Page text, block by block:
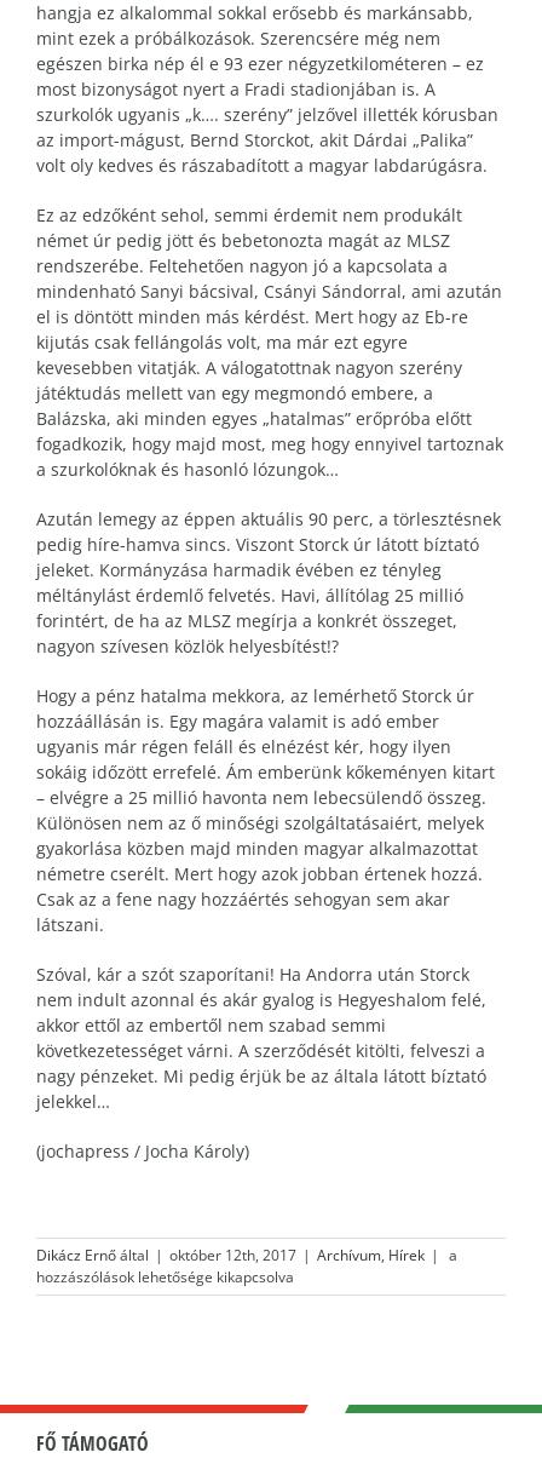
hangja ez alkalommal sokkal erősebb és markánsabb,
mint ezek a próbálkozások. Szerencsére még nem
egészen birka nép él e 93 ezer négyzetkilométeren – ez
most bizonyságot nyert a Fradi stadionjában is. A
szurkolók ugyanis „k…. szerény” jelzővel illették kórusban
az import-mágust, Bernd Storckot, akit Dárdai „Palika”
volt oly kedves és rászabadított a magyar labdarúgásra.
Ez az edzőként sehol, semmi érdemit nem produkált
német úr pedig jött és bebetonozta magát az MLSZ
rendszerébe. Feltehetően nagyon jó a kapcsolata a
mindenható Sanyi bácsival, Csányi Sándorral, ami azután
el is döntött minden más kérdést. Mert hogy az Eb-re
kijutás csak fellángolás volt, ma már ezt egyre
kevesebben vitatják. A válogatottnak nagyon szerény
játéktudás mellett van egy megmondó embere, a
Balázska, aki minden egyes „hatalmas” erőpróba előtt
fogadkozik, hogy majd most, meg hogy ennyivel tartoznak
a szurkolóknak és hasonló lózungok…
Azután lemegy az éppen aktuális 90 perc, a törlesztésnek
pedig híre-hamva sincs. Viszont Storck úr látott bíztató
jeleket. Kormányzása harmadik évében ez tényleg
méltánylást érdemlő felvetés. Havi, állítólag 25 millió
forintért, de ha az MLSZ megírja a konkrét összeget,
nagyon szívesen közlök helyesbítést!?
Hogy a pénz hatalma mekkora, az lemérhető Storck úr
hozzáállásán is. Egy magára valamit is adó ember
ugyanis már régen feláll és elnézést kér, hogy ilyen
sokáig időzött errefelé. Ám emberünk kőkeményen kitart
– elvégre a 25 millió havonta nem lebecsülendő összeg.
Különösen nem az ő minőségi szolgáltatásaiért, melyek
gyakorlása közben majd minden magyar alkalmazottat
németre cserélt. Mert hogy azok jobban értenek hozzá.
Csak az a fene nagy hozzáértés sehogyan sem akar
látszani.
Szóval, kár a szót szaporítani! Ha Andorra után Storck
nem indult azonnal és akár gyalog is Hegyeshalom felé,
akkor ettől az embertől nem szabad semmi
következetességet várni. A szerződését kitölti, felveszi a
nagy pénzeket. Mi pedig érjük be az általa látott bíztató
jelekkel…
(jochapress / Jocha Károly)
Dikácz Ernőáltal | október 12th, 2017 | Archívum, Hírek |
A
szabadsága
a
hozzászólások lehetősége kikapcsolva
FŐ TÁMOGATÓ